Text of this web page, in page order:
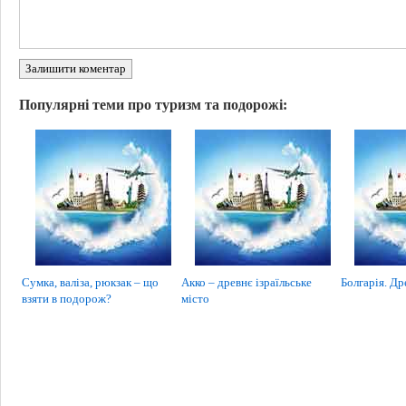
Залишити коментар
Популярні теми про туризм та подорожі:
Сумка, валіза, рюкзак – що
взяти в подорож?
Акко – древнє ізраїльське
місто
Болгарія.